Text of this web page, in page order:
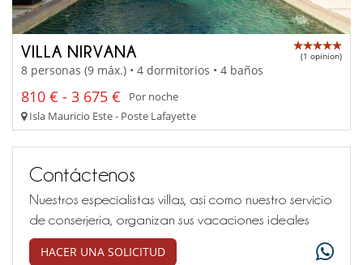
VILLA NIRVANA (1 opinion)
8 personas (9 máx.) • 4 dormitorios • 4 baños
810 € - 3 675 €
Por noche
Isla Mauricio Este - Poste Lafayette
Contáctenos
Nuestros especialistas villas, así como nuestro servicio
de conserjería, organizan sus vacaciones ideales
HACER UNA SOLICITUD